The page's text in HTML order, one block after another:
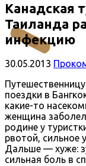
Канадская
Таиланда
инфекцию
30.05.2013
поездки в
какие-то
женщина
родине у
рвотой, сильное
Дальше — хуже:
сильная боль в